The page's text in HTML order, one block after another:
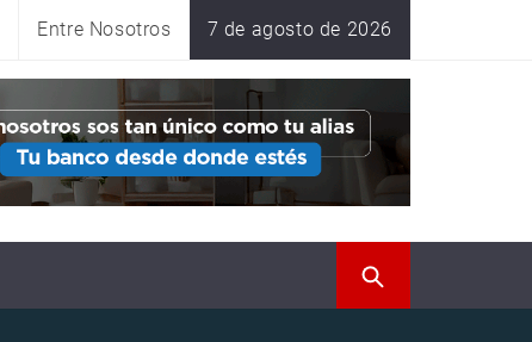
Entre Nosotros 7 de agosto de 2026